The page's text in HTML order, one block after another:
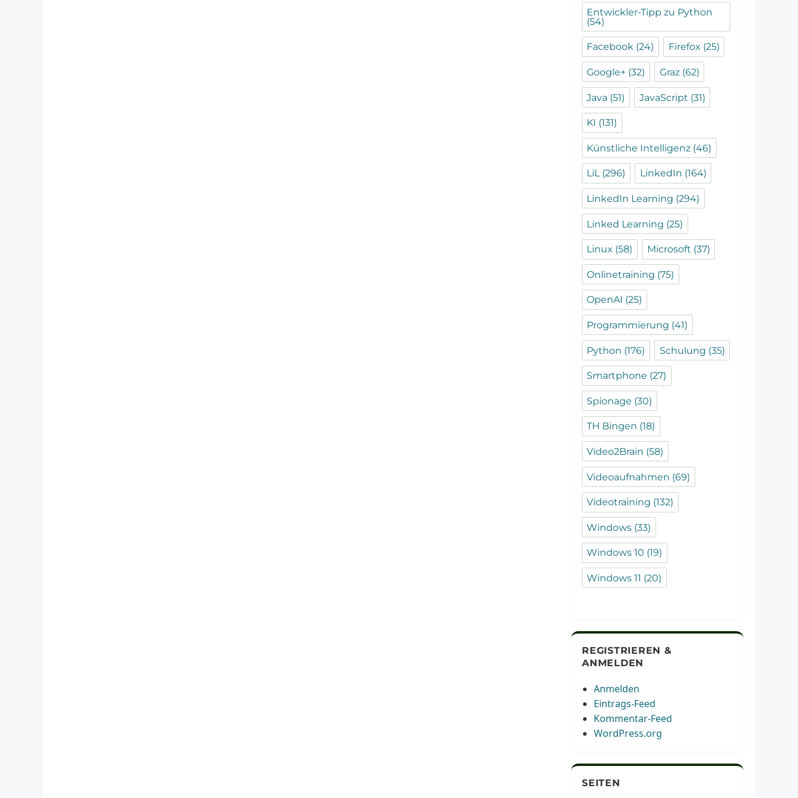
Entwickler-Tipp zu Python
(54)
Facebook (24) Firefox (25)
Google+ (32) Graz(62)
Java (51) JavaScript (31)
KI (131)
Künstliche Intelligenz (46)
LiL(296) LinkedIn (164)
LinkedIn Learning (294)
Linked Learning (25)
Linux (58) Microsoft (37)
Onlinetraining (75)
OpenAI (25)
Programmierung (41)
Python (176) Schulung (35)
Smartphone (27)
Spionage (30)
TH Bingen (18)
Video2Brain (58)
Videoaufnahmen (69)
Videotraining (132)
Windows (33)
Windows 10 (19)
Windows 11 (20)
REGISTRIEREN &
ANMELDEN
Anmelden
Eintrags-Feed
Kommentar-Feed
WordPress.org
SEITEN